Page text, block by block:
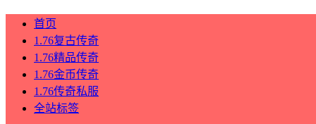
首页
1.76复古传奇
1.76精品传奇
1.76金币传奇
1.76传奇私服
全站标签